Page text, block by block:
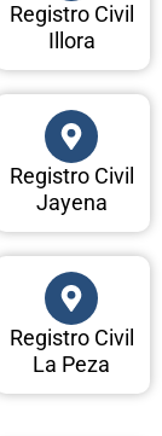
Registro Civil
Illora
Registro Civil
Jayena
Registro Civil
La Peza